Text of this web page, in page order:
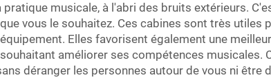
musicale, à l'abri des bruits extérieurs.
vous le souhaitez. Ces cabines sont très utiles
Elles favorisent également une
améliorer ses compétences musicales.
déranger les personnes autour de vous ni être